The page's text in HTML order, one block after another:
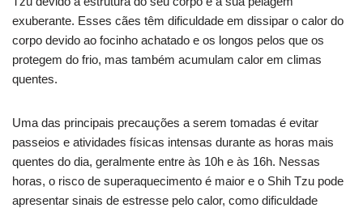
exuberante. Esses cães têm dificuldade em dissipar o calor do
corpo devido ao focinho achatado e os longos pelos que os
protegem do frio, mas também acumulam calor em climas
quentes.
Uma das principais precauções a serem tomadas é evitar
passeios e atividades físicas intensas durante as horas mais
quentes do dia, geralmente entre às 10h e às 16h. Nessas
horas, o risco de superaquecimento é maior e o Shih Tzu pode
apresentar sinais de estresse pelo calor, como dificuldade